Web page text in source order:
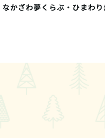
なかざわ夢くらぶ・ひまわり畑